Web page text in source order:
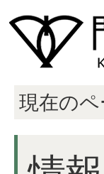
現在のペ